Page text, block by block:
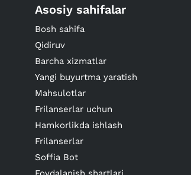
Asosiy sahifalar
Bosh sahifa
Qidiruv
Barcha xizmatlar
Yangi buyurtma yaratish
Mahsulotlar
Frilanserlar uchun
Hamkorlikda ishlash
Frilanserlar
Soffia Bot